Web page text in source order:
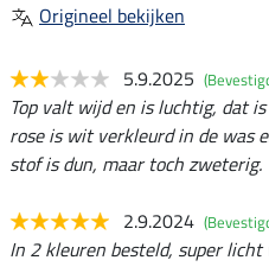
Origineel bekijken
5.9.2025
Top valt wijd en is luchtig, dat
rose is wit verkleurd in de was
stof is dun, maar toch zweterig.
2.9.2024
In 2 kleuren besteld, super